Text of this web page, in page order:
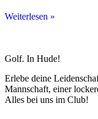
Weiterlesen »
Golf. In Hude!
Erlebe deine
Mannschaft, einer
Alles bei uns im Club!